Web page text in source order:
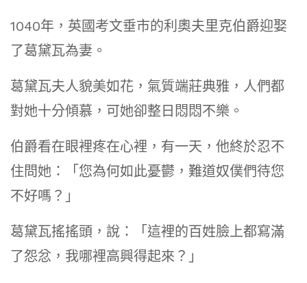
1040年，英國考文垂市的利奧夫里克伯爵迎娶
了葛黛瓦為妻。
葛黛瓦夫人貌美如花，氣質端莊典雅，人們都
對她十分傾慕，可她卻整日悶悶不樂。
伯爵看在眼裡疼在心裡，有一天，他終於忍不
住問她：「您為何如此憂鬱，難道奴僕們待您
不好嗎？」
葛黛瓦搖搖頭，說：「這裡的百姓臉上都寫滿
了怨忿，我哪裡高興得起來？」